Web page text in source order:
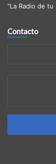
"La Radio de tu
Contacto